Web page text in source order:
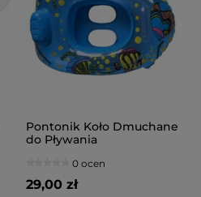
Pontonik Koło Dmuchane
do Pływania
0 ocen
29,00 zł